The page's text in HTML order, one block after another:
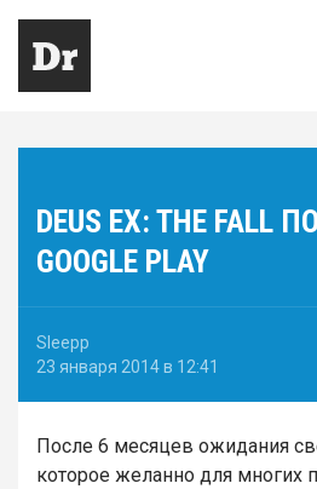
DEUS EX: THE FALL
GOOGLE PLAY
Sleepp
23 января 2014 в 12:41
После 6 месяцев ожидания
которое желанно для многих